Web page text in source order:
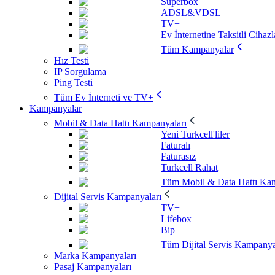
ADSL&VDSL
TV+
Ev İnternetine Taksitli
Tüm Kampanyalar
Hız Testi
IP Sorgulama
Ping Testi
Tüm Ev İnterneti ve TV+
Kampanyalar
Mobil & Data Hattı Kampanyaları
Yeni Turkcell'liler
Faturalı
Faturasız
Turkcell Rahat
Tüm Mobil & Data Hattı
Dijital Servis Kampanyaları
TV+
Lifebox
Bip
Tüm Dijital Servis
Marka Kampanyaları
Pasaj Kampanyaları